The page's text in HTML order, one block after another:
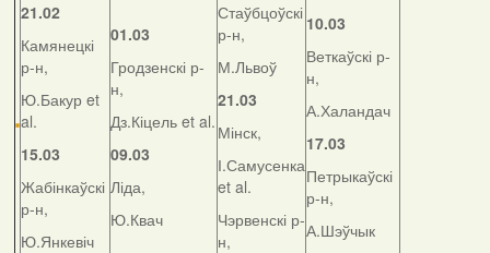
21.02
Камянецкі
р-н,
Ю.Бакур et
al.
15.03
Жабінкаўскі
р-н,
Ю.Янкевіч
01.03
Гродзенскі р-
н,
Дз.Кіцель et al.
09.03
Ліда,
Ю.Квач
Стаўбцоўскі
р-н,
М.Львоў
21.03
Мінск,
І.Самусенка
et al.
Чэрвенскі р-
н,
10.03
Веткаўскі р-
н,
А.Халандач
17.03
Петрыкаўскі
р-н,
А.Шэўчык